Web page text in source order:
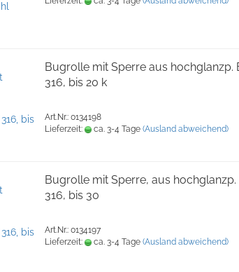
Bugrolle mit Sperre aus hochglanzp.
316, bis 20 k
Art.Nr.: 0134198
Lieferzeit:
ca. 3-4 Tage (Ausland abweichend)
Bugrolle mit Sperre, aus hochglanzp.
316, bis 30
Art.Nr.: 0134197
Lieferzeit:
ca. 3-4 Tage (Ausland abweichend)